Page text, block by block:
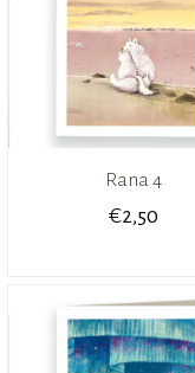
Rana 4
€2,50